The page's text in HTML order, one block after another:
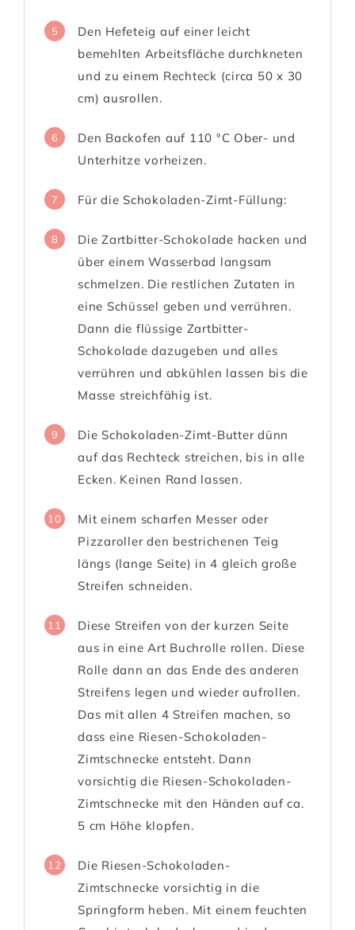
5
Den Hefeteig auf einer leicht
bemehlten Arbeitsfläche durchkneten
und zu einem Rechteck (circa 50 x 30
cm) ausrollen.
6
Den Backofen auf 110 °C Ober- und
Unterhitze vorheizen.
7 Für die Schokoladen-Zimt-Füllung:
8
Die Zartbitter-Schokolade hacken und
über einem Wasserbad langsam
schmelzen. Die restlichen Zutaten in
eine Schüssel geben und verrühren.
Dann die flüssige Zartbitter-
Schokolade dazugeben und alles
verrühren und abkühlen lassen bis die
Masse streichfähig ist.
9
Die Schokoladen-Zimt-Butter dünn
auf das Rechteck streichen, bis in alle
Ecken. Keinen Rand lassen.
10
Mit einem scharfen Messer oder
Pizzaroller den bestrichenen Teig
längs (lange Seite) in 4 gleich große
Streifen schneiden.
11
Diese Streifen von der kurzen Seite
aus in eine Art Buchrolle rollen. Diese
Rolle dann an das Ende des anderen
Streifens legen und wieder aufrollen.
Das mit allen 4 Streifen machen, so
dass eine Riesen-Schokoladen-
Zimtschnecke entsteht. Dann
vorsichtig die Riesen-Schokoladen-
Zimtschnecke mit den Händen auf ca.
5 cm Höhe klopfen.
12
Die Riesen-Schokoladen-
Zimtschnecke vorsichtig in die
Springform heben. Mit einem feuchten